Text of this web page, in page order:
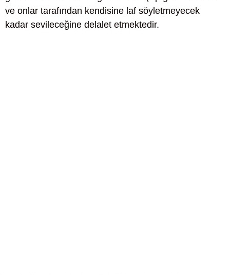
ve onlar tarafından kendisine laf söyletmeyecek
kadar sevileceğine delalet etmektedir.